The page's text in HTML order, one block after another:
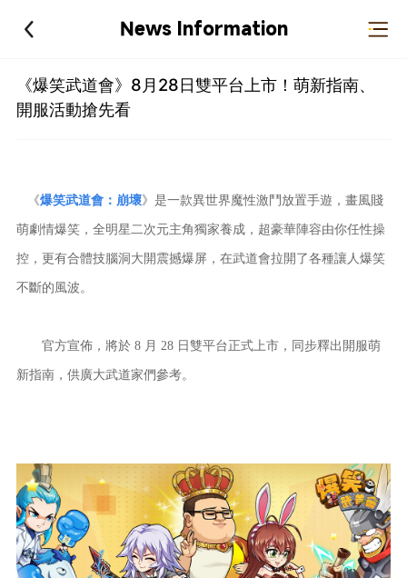
News Information
《爆笑武道會》8月28日雙平台上市！萌新指南、
開服活動搶先看
《爆笑武道會：崩壞》是一款異世界魔性激鬥放置手遊，畫風賤
萌劇情爆笑，全明星二次元主角獨家養成，超豪華陣容由你任性操
控，更有合體技腦洞大開震撼爆屏，在武道會拉開了各種讓人爆笑
不斷的風波。
官方宣佈，將於 8 月 28 日雙平台正式上市，同步釋出開服萌
新指南，供廣大武道家們參考。